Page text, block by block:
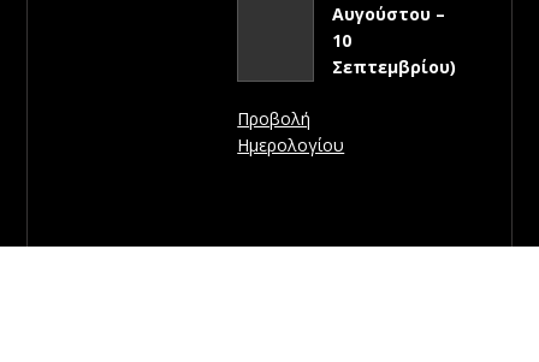
Αυγούστου –
10
Σεπτεμβρίου)